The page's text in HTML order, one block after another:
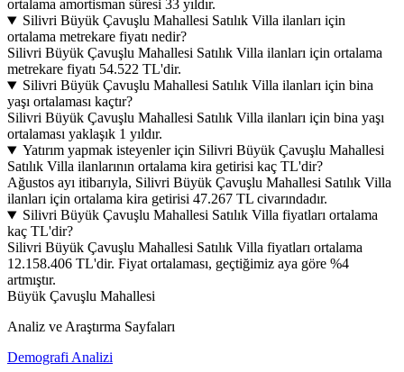
ortalama amortisman süresi 33 yıldır.
Silivri Büyük Çavuşlu Mahallesi Satılık Villa ilanları için
ortalama metrekare fiyatı nedir?
Silivri Büyük Çavuşlu Mahallesi Satılık Villa ilanları için ortalama
metrekare fiyatı 54.522 TL'dir.
Silivri Büyük Çavuşlu Mahallesi Satılık Villa ilanları için bina
yaşı ortalaması kaçtır?
Silivri Büyük Çavuşlu Mahallesi Satılık Villa ilanları için bina yaşı
ortalaması yaklaşık 1 yıldır.
Yatırım yapmak isteyenler için Silivri Büyük Çavuşlu Mahallesi
Satılık Villa ilanlarının ortalama kira getirisi kaç TL'dir?
Ağustos ayı itibarıyla, Silivri Büyük Çavuşlu Mahallesi Satılık Villa
ilanları için ortalama kira getirisi 47.267 TL civarındadır.
Silivri Büyük Çavuşlu Mahallesi Satılık Villa fiyatları ortalama
kaç TL'dir?
Silivri Büyük Çavuşlu Mahallesi Satılık Villa fiyatları ortalama
12.158.406 TL'dir. Fiyat ortalaması, geçtiğimiz aya göre %4
artmıştır.
Büyük Çavuşlu Mahallesi
Analiz ve Araştırma Sayfaları
Demografi Analizi